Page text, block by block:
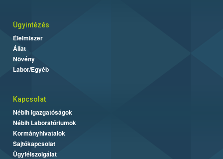
Ügyintézés
Élelmiszer
Állat
Növény
Labor/Egyéb
Kapcsolat
Nébih Igazgatóságok
Nébih Laboratóriumok
Kormányhivatalok
Sajtókapcsolat
Ügyfélszolgálat